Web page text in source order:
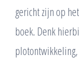
gericht zijn op
boek. Denk